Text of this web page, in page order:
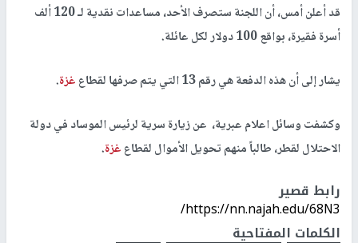
قد أعلن أمس، أن اللجنة ستصرف الأحد، مساعدات نقدية لـ 120 ألف
أسرة فقيرة، بواقع 100 دولار لكل عائلة.
يشار إلى أن هذه الدفعة هي رقم 13 التي يتم صرفها لقطاع غزة.
وكشفت وسائل اعلام عبرية، عن زيارة سرية لرئيس الموساد في دولة
الاحتلال لقطر، طالباً منهم تحويل الأموال لقطاعغزة.
رابط قصير
https://nn.najah.edu/68N3/
الكلمات المفتاحية